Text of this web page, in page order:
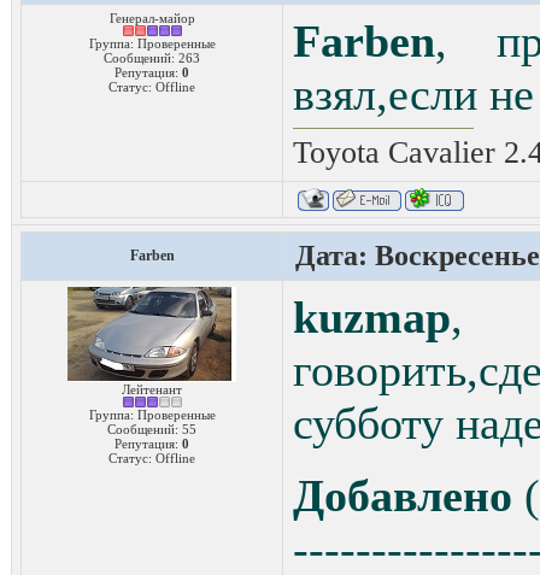
Генерал-майор
Группа: Проверенные
Сообщений: 263
Репутация: 0
Статус: Offline
Farben,
взял,если
Toyota Cavalier
Farben Дата:
Лейтенант
Группа: Проверенные
Сообщений: 55
Репутация: 0
Статус: Offline
kuzmap,
субботу
Добавлено